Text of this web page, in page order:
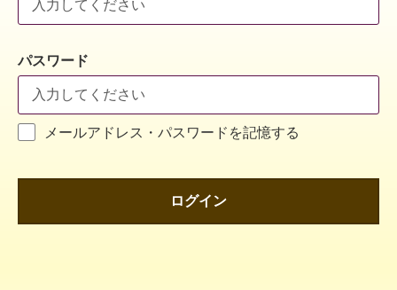
パスワード
メールアドレス・パスワードを記憶する
ログイン